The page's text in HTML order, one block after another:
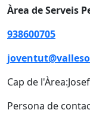
Àrea de Serveis
938600705
Cap de
Persona de